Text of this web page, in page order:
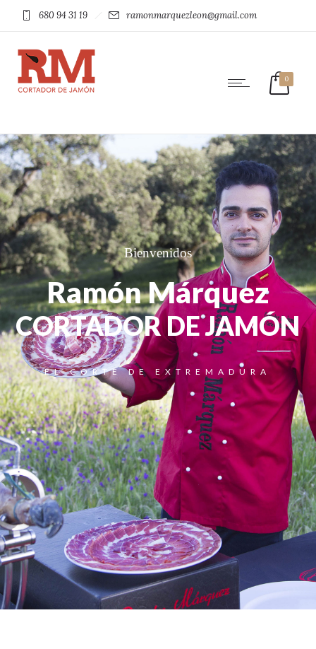
680 94 31 19 ramonmarquezleon@gmail.com
0
Bienvenidos
Ramón Márquez
CORTADOR DE JAMÓN
EL CORTE DE EXTREMADURA